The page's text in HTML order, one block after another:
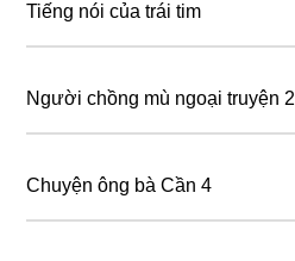
Tiếng nói của trái tim
Người chồng mù ngoại truyện 2
Chuyện ông bà Cần 4